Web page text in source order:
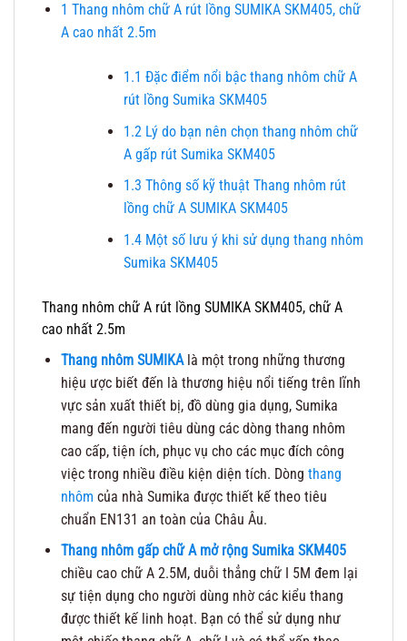
1 Thang nhôm chữ A rút lồng SUMIKA SKM405, chữ
A cao nhất 2.5m
1.1 Đặc điểm nổi bậc thang nhôm chữ A
rút lồng Sumika SKM405
1.2Lý do bạn nên chọn thang nhôm chữ
A gấp rút Sumika SKM405
1.3 Thông số kỹ thuật Thang nhôm rút
lồng chữ A SUMIKA SKM405
1.4Một số lưu ý khi sử dụng thang nhôm
Sumika SKM405
Thang nhôm chữ A rút lồng SUMIKA SKM405, chữ A
cao nhất 2.5m
Thang nhôm SUMIKAlà một trong những thương
hiệu ược biết đến là thương hiệu nổi tiếng trên lĩnh
vực sản xuất thiết bị, đồ dùng gia dụng, Sumika
mang đến người tiêu dùng các dòng thang nhôm
cao cấp, tiện ích, phục vụ cho các mục đích công
việc trong nhiều điều kiện diện tích. Dòng thang
nhôm của nhà Sumika được thiết kế theo tiêu
chuẩn EN131 an toàn của Châu Âu.
Thang nhôm gấp chữ A mở rộng Sumika SKM405
chiều cao chữ A 2.5M, duỗi thẳng chữ I 5M đem lại
sự tiện dụng cho người dùng nhờ các kiểu thang
được thiết kế linh hoạt. Bạn có thể sử dụng như